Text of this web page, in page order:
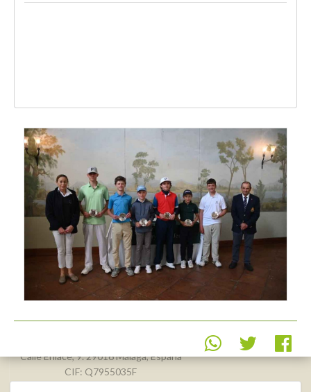
Real Federación Andaluza de
Calle Enlace, 9. 29016 Málaga, España
CIF: Q7955035F